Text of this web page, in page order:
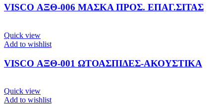
VISCO ΑΞΘ-006 ΜΑΣΚΑ ΠΡΟΣ. ΕΠΑΓ.ΣΙΤΑΣ
Quick view
Add to wishlist
VISCO ΑΞΘ-001 ΩΤΟΑΣΠΙΔΕΣ-ΑΚΟΥΣΤΙΚΑ
Quick view
Add to wishlist